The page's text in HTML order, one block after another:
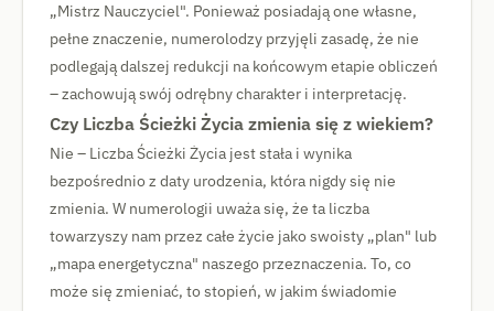
„Mistrz Nauczyciel". Ponieważ posiadają one własne,
pełne znaczenie, numerolodzy przyjęli zasadę, że nie
podlegają dalszej redukcji na końcowym etapie obliczeń
– zachowują swój odrębny charakter i interpretację.
Czy Liczba Ścieżki Życia zmienia się z wiekiem?
Nie – Liczba Ścieżki Życia jest stała i wynika
bezpośrednio z daty urodzenia, która nigdy się nie
zmienia. W numerologii uważa się, że ta liczba
towarzyszy nam przez całe życie jako swoisty „plan" lub
„mapa energetyczna" naszego przeznaczenia. To, co
może się zmieniać, to stopień, w jakim świadomie